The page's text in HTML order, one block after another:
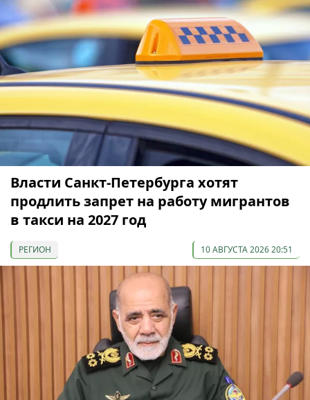
Власти Санкт-Петербурга хотят
продлить запрет на работу мигрантов
в такси на 2027 год
РЕГИОН 10 АВГУСТА 2026 20:51